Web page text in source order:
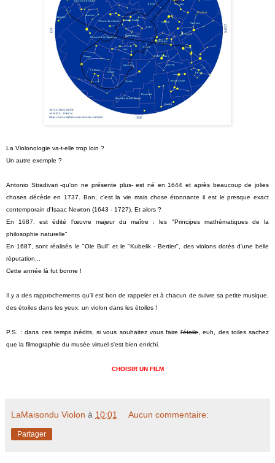
La Violonologie va-t-elle trop loin ?
Un autre exemple ?
Antonio Stradivari -qu'on ne présente plus- est né en 1644 et après beaucoup de jolies
choses décède en 1737. Bon, c'est la vie mais chose étonnante il est le presque exact
contemporain d'Isaac Newton (1643 - 1727). Et alors ?
En 1687, est édité l’œuvre majeur du maître : les "Principes mathématiques de la
philosophie naturelle"
En 1687, sont réalisés le "Ole Bull" et le "Kubelik - Bertier", des violons dotés d'une belle
réputation...
Cette année là fut bonne !
Il y a des rapprochements qu'il est bon de rappeler et à chacun de suivre sa petite musique,
des étoiles dans les yeux, un violon dans les étoiles !
P.S. : dans ces temps inédits, si vous souhaitez vous fairel'étoile, euh, des toiles sachez
que la filmographie du musée virtuel s'est bien enrichi.
CHOISIR UN FILM
LaMaisondu Violon à 10:01 Aucun commentaire:
Partager